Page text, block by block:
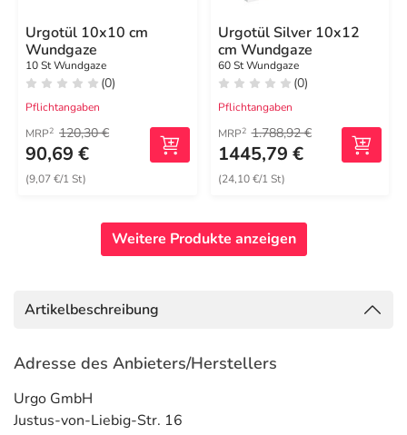
Urgotül 10x10 cm
Wundgaze
10 St Wundgaze
(0)
Pflichtangaben
MRP2 120,30 €
90,69 €
(9,07 €/1 St)
Urgotül Silver 10x12
cm Wundgaze
60 St Wundgaze
(0)
Pflichtangaben
MRP2 1.788,92 €
1445,79 €
(24,10 €/1 St)
Weitere Produkte anzeigen
Artikelbeschreibung
Adresse des Anbieters/Herstellers
Urgo GmbH
Justus-von-Liebig-Str. 16